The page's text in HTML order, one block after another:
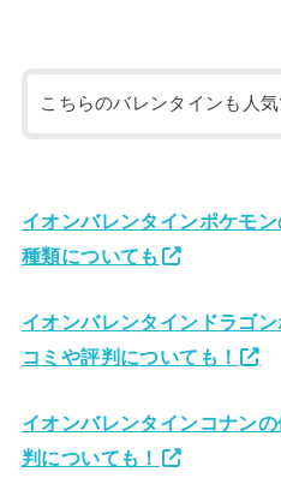
こちらのバレンタインも人気
イオンバレンタインポケモ
種類についても
イオンバレンタインドラゴ
コミや評判についても！
イオンバレンタインコナン
判についても！